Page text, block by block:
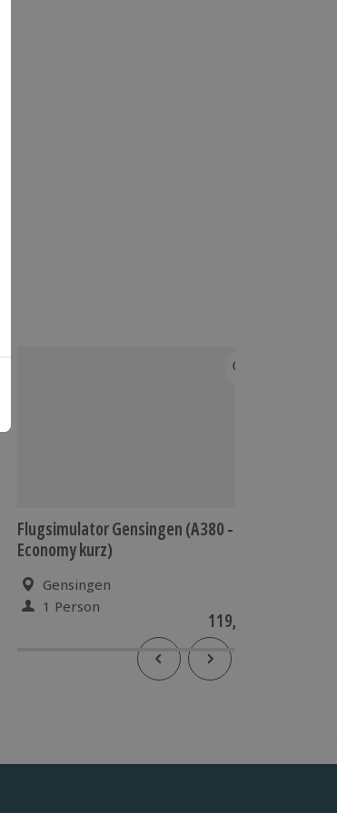
Flugsimulator Gensingen (A380 -
Economy kurz)
Gensingen
1 Person
119,90 €